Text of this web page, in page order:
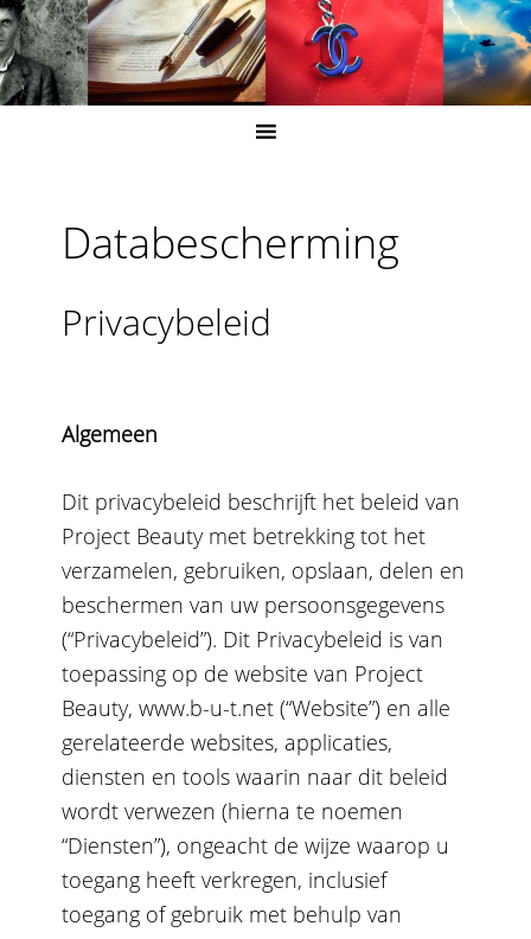
Databescherming
Privacybeleid
Algemeen
Dit privacybeleid beschrijft het beleid van
Project Beauty met betrekking tot het
verzamelen, gebruiken, opslaan, delen en
beschermen van uw persoonsgegevens
(“Privacybeleid”). Dit Privacybeleid is van
toepassing op de website van Project
Beauty, www.b-u-t.net (“Website”) en alle
gerelateerde websites, applicaties,
diensten en tools waarin naar dit beleid
wordt verwezen (hierna te noemen
“Diensten”), ongeacht de wijze waarop u
toegang heeft verkregen, inclusief
toegang of gebruik met behulp van